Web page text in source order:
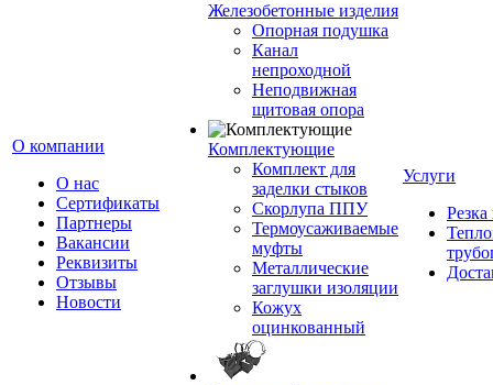
О компании
О нас
Сертификаты
Партнеры
Вакансии
Реквизиты
Отзывы
Новости
Железобетонные изделия
Опорная подушка
Канал
непроходной
Неподвижная
щитовая опора
Комплектующие
Комплект для
заделки стыков
Скорлупа ППУ
Термоусаживаемые
муфты
Металлические
заглушки изоляции
Кожух
оцинкованный
Услуги
Резка